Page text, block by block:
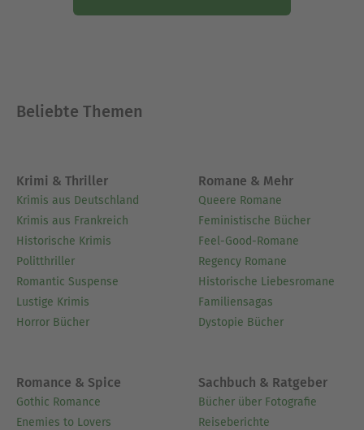
Beliebte Themen
Krimi & Thriller
Krimis aus Deutschland
Krimis aus Frankreich
Historische Krimis
Politthriller
Romantic Suspense
Lustige Krimis
Horror Bücher
Romane & Mehr
Queere Romane
Feministische Bücher
Feel-Good-Romane
Regency Romane
Historische Liebesromane
Familiensagas
Dystopie Bücher
Romance & Spice
Gothic Romance
Enemies to Lovers
Sachbuch & Ratgeber
Bücher über Fotografie
Reiseberichte